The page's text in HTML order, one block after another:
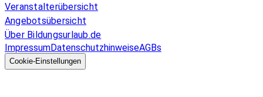
Veranstalterübersicht
Angebotsübersicht
Über Bildungsurlaub.de
ImpressumDatenschutzhinweiseAGBs
Cookie-Einstellungen